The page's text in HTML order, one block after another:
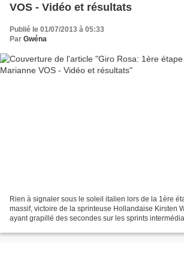
VOS - Vidéo et résultats
Publié le 01/07/2013 à 05:33
Par Gwéna
Rien à signaler sous le soleil italien lors de la 1ère
massif, victoire de la sprinteuse Hollandaise Kirsten
ayant grapillé des secondes sur les sprints